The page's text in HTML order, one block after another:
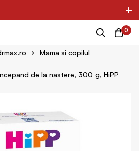
in platforma:
0
Mama si copilul
de la nastere, 300 g, HiPP